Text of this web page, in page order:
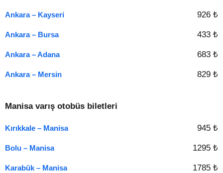
Ankara – Kayseri 926 ₺
Ankara – Bursa 433 ₺
Ankara – Adana 683 ₺
Ankara – Mersin 829 ₺
Manisa varış otobüs biletleri
Kırıkkale – Manisa 945 ₺
Bolu – Manisa 1295 ₺
Karabük – Manisa 1785 ₺